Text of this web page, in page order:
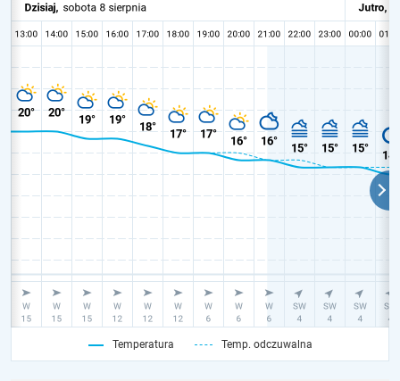
Temperatura Temp. odczuwalna